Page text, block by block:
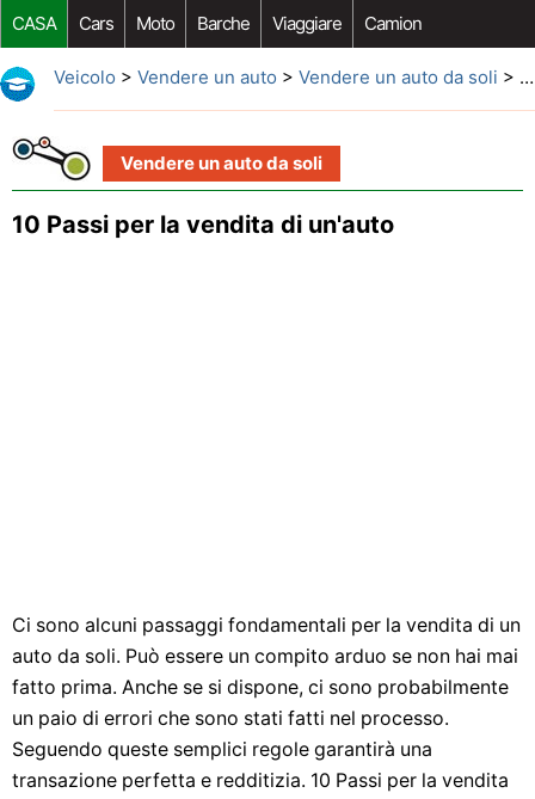
CASA Cars Moto Barche Viaggiare Camion
Riparazione Auto Acquisto Auto Car Opzioni Aftermarket
Veicolo > Vendere un auto > Vendere un auto da soli > 10 Passi per la vendita di un'auto
Vendere un auto da soli
10 Passi per la vendita di un'auto
Ci sono alcuni passaggi fondamentali per la vendita di un
auto da soli. Può essere un compito arduo se non hai mai
fatto prima. Anche se si dispone, ci sono probabilmente
un paio di errori che sono stati fatti nel processo.
Seguendo queste semplici regole garantirà una
transazione perfetta e redditizia. 10 Passi per la vendita